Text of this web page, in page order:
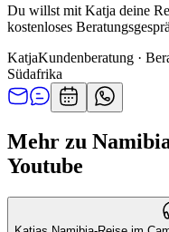
Du willst mit Katja deine
kostenloses
KatjaKundenberatung ·
Südafrika
Mehr zu
Youtube